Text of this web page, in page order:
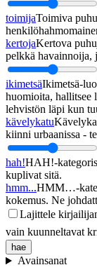
toimijaToimiva
kertojaKertova
pelkkä havainnoija,
ikimetsäIkimetsä-
huomioita, hallitsee
lehvistön läpi kun
kävelykatu
kiinni urbaanissa -
hah!HAH!-
kuplivat sitä.
hmm...HMM…-
kokemus. Ne
Lajittele
vain kuunneltavat
Avainsanat